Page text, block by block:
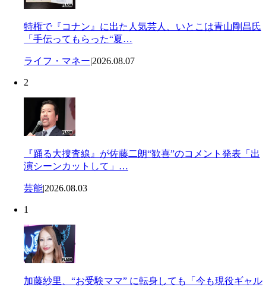
特権で『コナン』に出た人気芸人、いとこは青山剛昌氏
「手伝ってもらった“夏…
ライフ・マネー|2026.08.07
2
『踊る大捜査線』が佐藤二朗“歓喜”のコメント発表「出
演シーンカットして」…
芸能|2026.08.03
1
加藤紗里、“お受験ママ” に転身しても「今も現役ギャル